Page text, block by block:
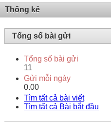
Thống kê
Tổng số bài gửi
Tổng số bài gửi
11
Gửi mỗi ngày
0.00
Tìm tất cả bài viết
Tìm tất cả Bài bắt đầu